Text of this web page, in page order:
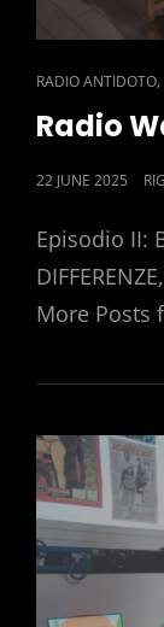
CAT
LINKS
RADIO ANTIDOTO,
Radio
POSTED
22 JUNE 2025
Episodio II:
More Posts